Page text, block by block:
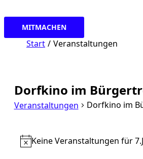
MITMACHEN
Start Veranstaltungen
Dorfkino im
Veranstaltungen Dorfkino im
für
Hinweis
Keine Veranstaltungen für